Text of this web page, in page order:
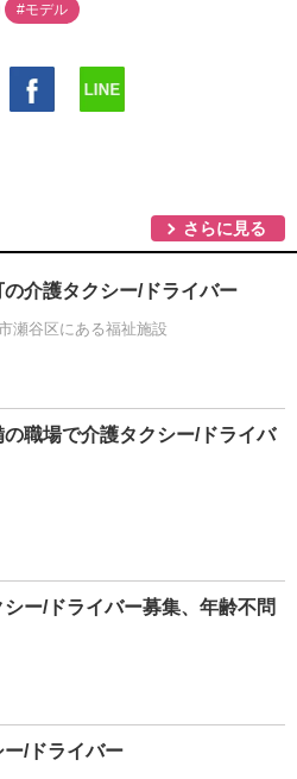
#モデル
さらに見る
介護タクシー/ドライバー
瀬谷区にある福祉施設
の職場で介護タクシー/ドライバ
ー/ドライバー募集、年齢不問
/ドライバー